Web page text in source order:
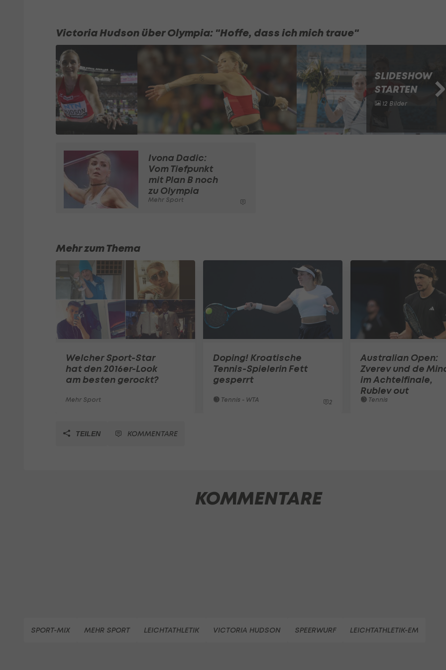
Victoria Hudson über Olympia: "Hoffe, dass ich mich traue"
SLIDESHOW
STARTEN
12 Bilder
Ivona Dadic:
Vom Tiefpunkt
mit Plan B noch
zu Olympia
Mehr Sport
Mehr zum Thema
Welcher Sport-Star
hat den 2016er-Look
am besten gerockt?
Mehr Sport
Doping! Kroatische
Tennis-Spielerin Fett
gesperrt
Tennis - WTA 2
Australian Open:
Zverev und de
im Achtelfinale,
Rublev out
Tennis
TEILEN KOMMENTARE
KOMMENTARE
SPORT-MIX MEHR SPORT LEICHTATHLETIK VICTORIA HUDSON SPEERWURF LEICHTATHLETIK-EM